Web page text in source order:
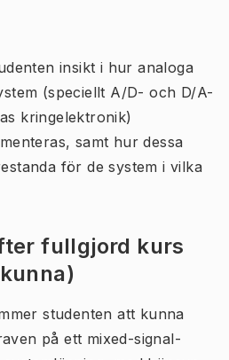
insikt i hur analoga
(speciellt A/D- och D/A-
kringelektronik)
samt hur dessa
för de system i vilka
fullgjord kurs
studenten att kunna
på ett mixed-signal-